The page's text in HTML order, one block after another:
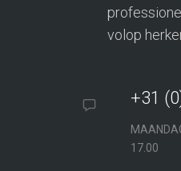
volop
+31
17.00